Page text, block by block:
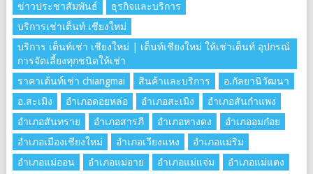
ข่าวประชาสัมพันธ์
ธุรกิจและบริการ
บริการเช่าเต็นท์ เชียงใหม่
บริการ เต็นท์เช่า เชียงใหม่ | เต็นท์เชียงใหม่ ให้เช่าเต็นท์ อุปกรณ์
การจัดเลี้ยงทุกชนิดให้เช่า
ราคาเต้นท์เช่า chiangmai
สินค้าและบริการ
อ.กัลยานิวัฒนา
อ.สะเมิง
อำเภอดอยหล่อ อำเภอสะเมิง
อำเภอสันกำแพง
อำเภอสันทราย
อำเภอสารภี อำเภอหางดง
อำเภออมก๋อย
อำเภอเมืองเชียงใหม่
อำเภอเวียงแหง
อำเภอแม่ริม
อำเภอแม่ออน
อำเภอแม่อาย อำเภอแม่แจ่ม
อำเภอแม่แตง